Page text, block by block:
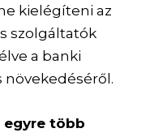
kielégíteni az
szolgáltatók
a banki
növekedéséről.
egyre több